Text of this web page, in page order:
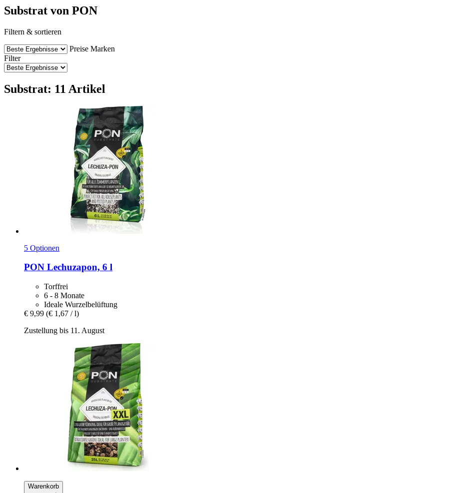
Substrat von PON
Filtern & sortieren
Preise Marken
Filter
Substrat: 11 Artikel
5 Optionen
PON Lechuzapon, 6 l
Torffrei
6 - 8 Monate
Ideale Wurzelbelüftung
€ 9,99 (€ 1,67 / l)
Zustellung bis 11. August
Warenkorb